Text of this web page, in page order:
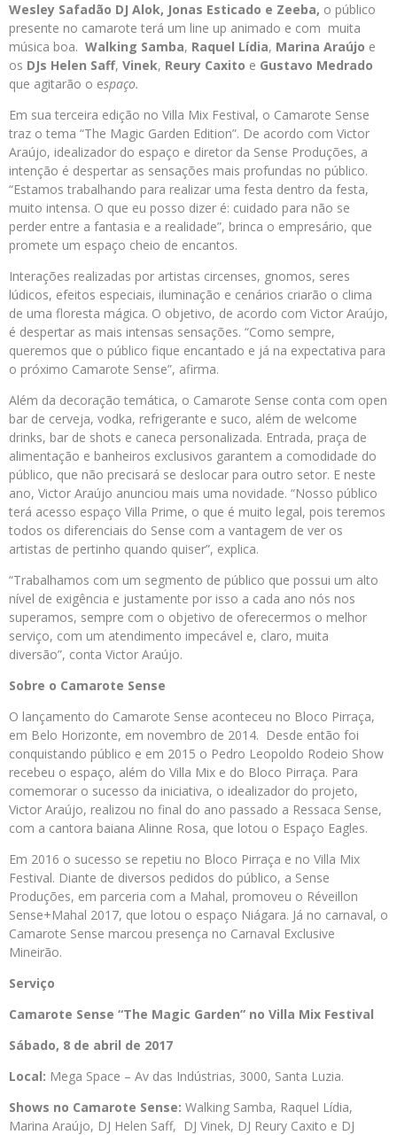
Wesley Safadão DJ Alok, Jonas Esticado e Zeeba, o público
presente no camarote terá um line up animado e com muita
música boa. Walking Samba, Raquel Lídia, Marina Araújo e
os DJs Helen Saff, Vinek, Reury Caxito e Gustavo Medrado
que agitarão o espaço.
Em sua terceira edição no Villa Mix Festival, o Camarote Sense
traz o tema “The Magic Garden Edition”. De acordo com Victor
Araújo, idealizador do espaço e diretor da Sense Produções, a
intenção é despertar as sensações mais profundas no público.
“Estamos trabalhando para realizar uma festa dentro da festa,
muito intensa. O que eu posso dizer é: cuidado para não se
perder entre a fantasia e a realidade”, brinca o empresário, que
promete um espaço cheio de encantos.
Interações realizadas por artistas circenses, gnomos, seres
lúdicos, efeitos especiais, iluminação e cenários criarão o clima
de uma floresta mágica. O objetivo, de acordo com Victor Araújo,
é despertar as mais intensas sensações. “Como sempre,
queremos que o público fique encantado e já na expectativa para
o próximo Camarote Sense”, afirma.
Além da decoração temática, o Camarote Sense conta com open
bar de cerveja, vodka, refrigerante e suco, além de welcome
drinks, bar de shots e caneca personalizada. Entrada, praça de
alimentação e banheiros exclusivos garantem a comodidade do
público, que não precisará se deslocar para outro setor. E neste
ano, Victor Araújo anunciou mais uma novidade. “Nosso público
terá acesso espaço Villa Prime, o que é muito legal, pois teremos
todos os diferenciais do Sense com a vantagem de ver os
artistas de pertinho quando quiser”, explica.
“Trabalhamos com um segmento de público que possui um alto
nível de exigência e justamente por isso a cada ano nós nos
superamos, sempre com o objetivo de oferecermos o melhor
serviço, com um atendimento impecável e, claro, muita
diversão”, conta Victor Araújo.
Sobre o Camarote Sense
O lançamento do Camarote Sense aconteceu no Bloco Pirraça,
em Belo Horizonte, em novembro de 2014. Desde então foi
conquistando público e em 2015 o Pedro Leopoldo Rodeio Show
recebeu o espaço, além do Villa Mix e do Bloco Pirraça. Para
comemorar o sucesso da iniciativa, o idealizador do projeto,
Victor Araújo, realizou no final do ano passado a Ressaca Sense,
com a cantora baiana Alinne Rosa, que lotou o Espaço Eagles.
Em 2016 o sucesso se repetiu no Bloco Pirraça e no Villa Mix
Festival. Diante de diversos pedidos do público, a Sense
Produções, em parceria com a Mahal, promoveu o Réveillon
Sense+Mahal 2017, que lotou o espaço Niágara. Já no carnaval, o
Camarote Sense marcou presença no Carnaval Exclusive
Mineirão.
Serviço
Camarote Sense “The Magic Garden” no Villa Mix Festival
Sábado, 8 de abril de 2017
Local: Mega Space – Av das Indústrias, 3000, Santa Luzia.
Shows no Camarote Sense: Walking Samba, Raquel Lídia,
Marina Araújo, DJ Helen Saff, DJ Vinek, DJ Reury Caxito e DJ